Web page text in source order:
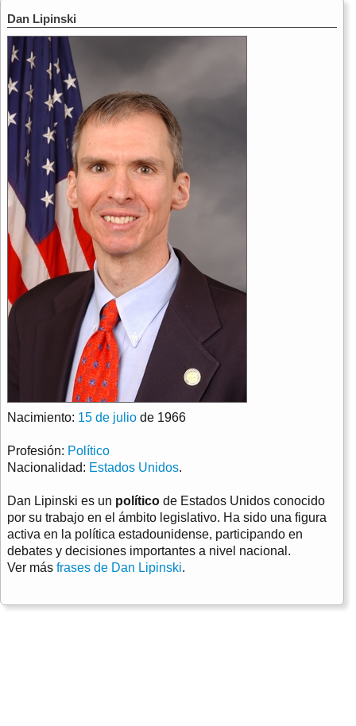
Dan Lipinski
Nacimiento: 15 de julio de 1966
Profesión: Político
Nacionalidad: Estados Unidos.
Dan Lipinski es un político de Estados Unidos conocido
por su trabajo en el ámbito legislativo. Ha sido una figura
activa en la política estadounidense, participando en
debates y decisiones importantes a nivel nacional.
Ver más frases de Dan Lipinski.